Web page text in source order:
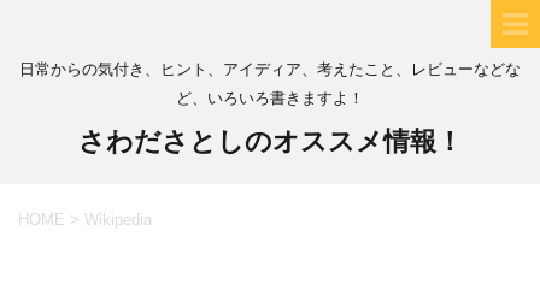
日常からの気付き、ヒント、アイディア、考えたこと、レビューなどな
ど、いろいろ書きますよ！
さわださとしのオススメ情報！
HOME > Wikipedia